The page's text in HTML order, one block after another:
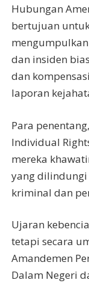
Hubungan
bertujuan
dan insiden
dan
laporan
Para
Individual
mereka
yang dilindungi
kriminal dan
Ujaran
tetapi secara
Amandemen
Dalam Negeri